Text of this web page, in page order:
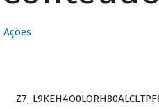
Ações